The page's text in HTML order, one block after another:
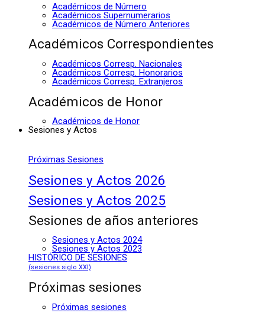
Académicos de Número
Académicos Supernumerarios
Académicos de Número Anteriores
Académicos Correspondientes
Académicos Corresp. Nacionales
Académicos Corresp. Honorarios
Académicos Corresp. Extranjeros
Académicos de Honor
Académicos de Honor
Sesiones y Actos
Próximas Sesiones
Sesiones y Actos 2026
Sesiones y Actos 2025
Sesiones de años anteriores
Sesiones y Actos 2024
Sesiones y Actos 2023
HISTÓRICO DE SESIONES
(sesiones siglo XXI)
Próximas sesiones
Próximas sesiones